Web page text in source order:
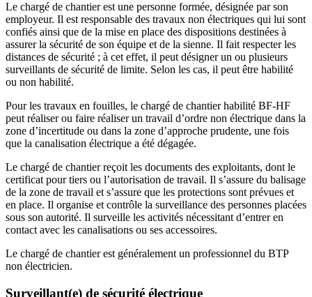
Le chargé de chantier est une personne formée, désignée par son
employeur. Il est responsable des travaux non électriques qui lui sont
confiés ainsi que de la mise en place des dispositions destinées à
assurer la sécurité de son équipe et de la sienne. Il fait respecter les
distances de sécurité ; à cet effet, il peut désigner un ou plusieurs
surveillants de sécurité de limite. Selon les cas, il peut être habilité
ou non habilité.
Pour les travaux en fouilles, le chargé de chantier habilité BF-HF
peut réaliser ou faire réaliser un travail d’ordre non électrique dans la
zone d’incertitude ou dans la zone d’approche prudente, une fois
que la canalisation électrique a été dégagée.
Le chargé de chantier reçoit les documents des exploitants, dont le
certificat pour tiers ou l’autorisation de travail. Il s’assure du balisage
de la zone de travail et s’assure que les protections sont prévues et
en place. Il organise et contrôle la surveillance des personnes placées
sous son autorité. Il surveille les activités nécessitant d’entrer en
contact avec les canalisations ou ses accessoires.
Le chargé de chantier est généralement un professionnel du BTP
non électricien.
Surveillant(e) de sécurité électrique